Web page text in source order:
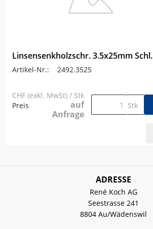
Linsensenkholzschr. 3.5x25mm Schl.
Artikel-Nr.: 2492.3525
CHF (exkl. MwSt) / Stk
Preis
auf
Anfrage
Stk
ADRESSE
René Koch AG
Seestrasse 241
8804 Au/Wädenswil